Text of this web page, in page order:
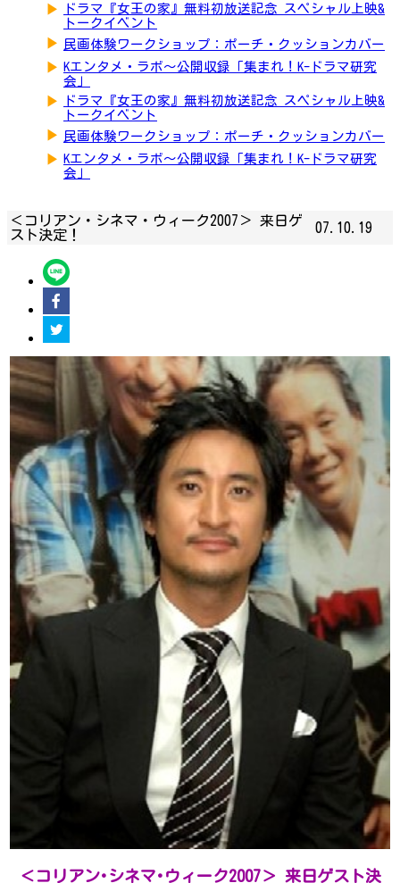
▶
ドラマ『女王の家』無料初放送記念 スペシャル上映&
トークイベント
▶ 民画体験ワークショップ：ポーチ・クッションカバー
▶ Kエンタメ・ラボ～公開収録「集まれ！K-ドラマ研究
会」
▶
ドラマ『女王の家』無料初放送記念 スペシャル上映&
トークイベント
▶ 民画体験ワークショップ：ポーチ・クッションカバー
▶ Kエンタメ・ラボ～公開収録「集まれ！K-ドラマ研究
会」
＜コリアン・シネマ・ウィーク2007＞ 来日ゲ
スト決定！
07.10.19
＜コリアン･シネマ･ウィーク2007＞ 来日ゲスト決